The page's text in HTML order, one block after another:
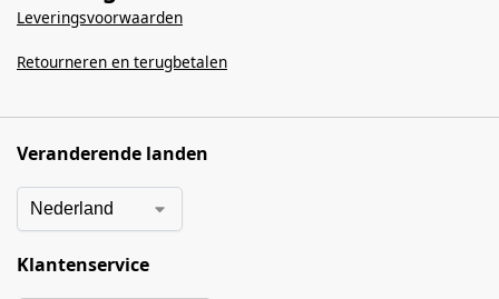
Leveringsvoorwaarden
Retourneren en terugbetalen
Klantenservice
Veranderende landen